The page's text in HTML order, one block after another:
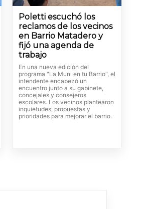
Poletti escuchó los
reclamos de los vecinos
en Barrio Matadero y
fijó una agenda de
trabajo
En una nueva edición del
programa "La Muni en tu Barrio", el
intendente encabezó un
encuentro junto a su gabinete,
concejales y consejeros
escolares. Los vecinos plantearon
inquietudes, propuestas y
prioridades para mejorar el barrio.